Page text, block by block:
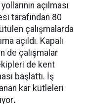
açılması
tarafından 80
çalışmalarda
açıldı. Kapalı
de çalışmalar
de kent
başlattı. İş
kar kütleleri
.